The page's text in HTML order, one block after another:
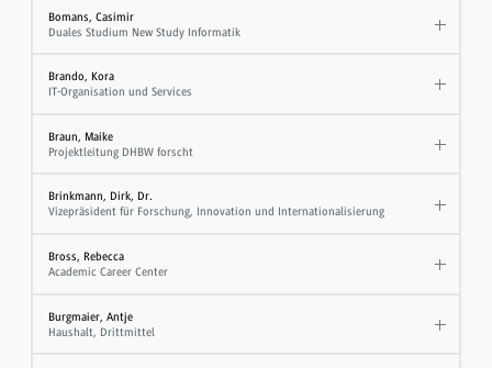
Bomans, Casimir
Duales Studium New Study Informatik
Brando, Kora
IT-Organisation und Services
Braun, Maike
Projektleitung DHBW forscht
Brinkmann, Dirk, Dr.
Vizepräsident für Forschung, Innovation und Internationalisierung
Bross, Rebecca
Academic Career Center
Burgmaier, Antje
Haushalt, Drittmittel